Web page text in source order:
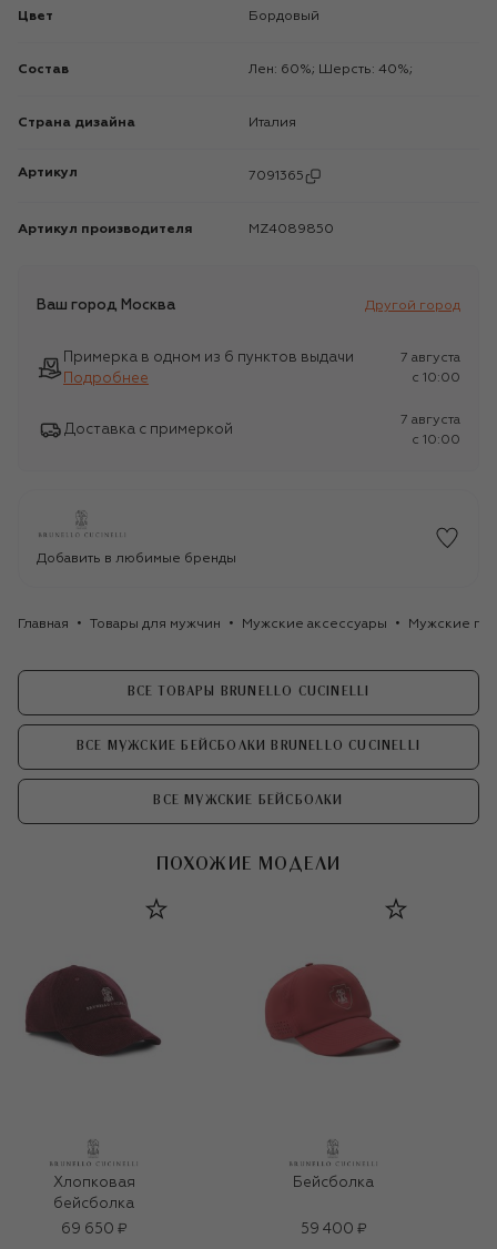
Цвет Бордовый
Состав Лен: 60%; Шерсть: 40%;
Страна дизайна Италия
Артикул 7091365
Артикул производителя MZ4089850
Ваш город Москва Другой город
Примерка в одном из 6 пунктов выдачи
Подробнее
7 августа
c 10:00
Доставка с примеркой
7 августа
c 10:00
Добавить в любимые бренды
Главная Товары для мужчин Мужские аксессуары Мужские
ВСЕ ТОВАРЫ BRUNELLO CUCINELLI
ВСЕ МУЖСКИЕ БЕЙСБОЛКИ BRUNELLO CUCINELLI
ВСЕ МУЖСКИЕ БЕЙСБОЛКИ
ПОХОЖИЕ МОДЕЛИ
Хлопковая
бейсболка
69 650 ₽
Бейсболка
59 400 ₽